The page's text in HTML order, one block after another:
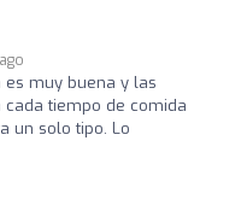
es muy buena y las
tiempo de comida
un solo tipo. Lo